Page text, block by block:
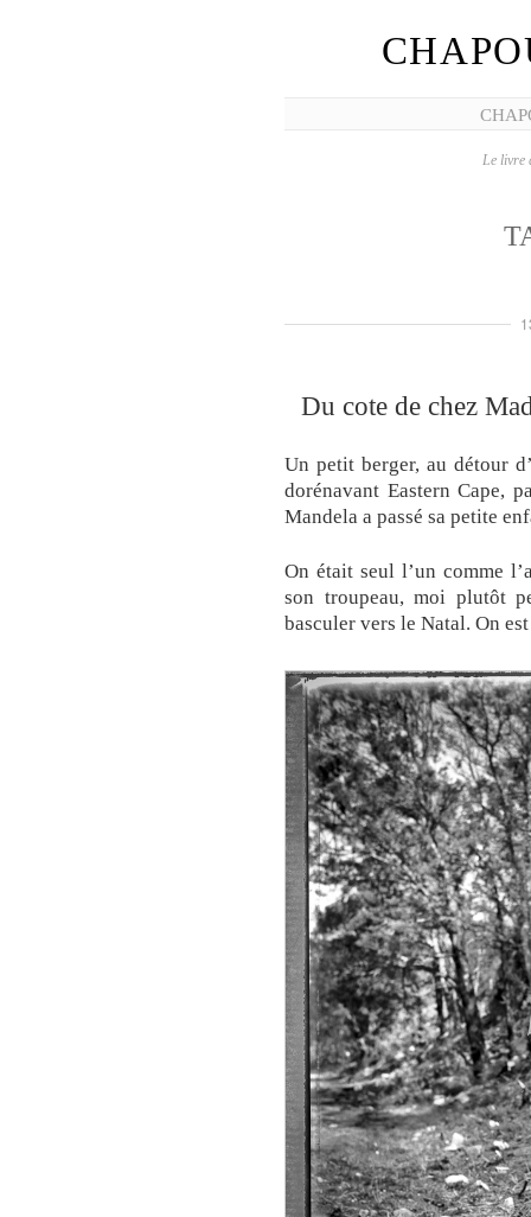
Le livre
Du cote de chez
Un petit berger, au détour
dorénavant Eastern Cape,
Mandela a passé sa petite
On était seul l’un comme
son troupeau, moi plutôt
basculer vers le Natal. On